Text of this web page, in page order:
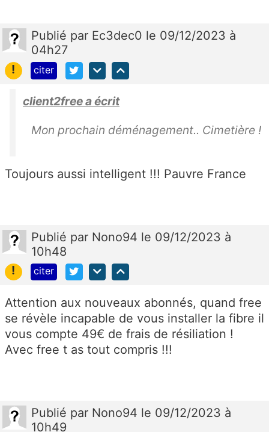
Publié par Ec3dec0 le 09/12/2023 à
04h27
!
citer
client2free a écrit
Mon prochain déménagement.. Cimetière !
Toujours aussi intelligent !!! Pauvre France
Publié par Nono94 le 09/12/2023 à
10h48
!
citer
Attention aux nouveaux abonnés, quand free
se révèle incapable de vous installer la fibre il
vous compte 49€ de frais de résiliation !
Avec free t as tout compris !!!
Publié par Nono94 le 09/12/2023 à
10h49